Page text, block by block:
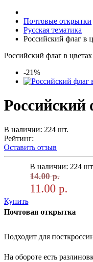
Почтовые открытки
Русская тематика
Российский флаг в
Российский флаг в цветах
-21%
Российский
В наличии: 224 шт.
Рейтинг:
Оставить отзыв
В наличии: 224
14.00 р.
11.00 р.
Купить
Почтовая открытка
Подходит для
На обороте есть